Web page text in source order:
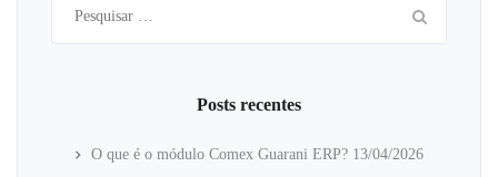
por:
Posts recentes
O que é o módulo Comex Guarani ERP? 13/04/2026